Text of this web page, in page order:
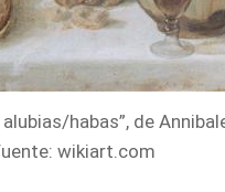
habas”, de
wikiart.com